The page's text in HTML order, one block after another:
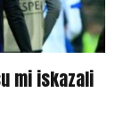
mi iskazali